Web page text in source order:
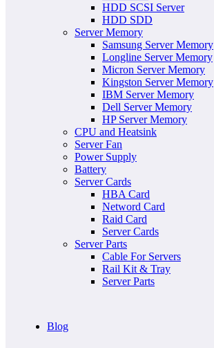
HDD SCSI Server
HDD SDD
Server Memory
Samsung Server Memory
Longline Server Memory
Micron Server Memory
Kingston Server Memory
IBM Server Memory
Dell Server Memory
HP Server Memory
CPU and Heatsink
Server Fan
Power Supply
Battery
Server Cards
HBA Card
Netword Card
Raid Card
Server Cards
Server Parts
Cable For Servers
Rail Kit & Tray
Server Parts
Blog